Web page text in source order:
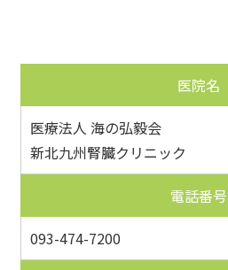
医院名
医療法人 海の弘毅会
新北九州腎臓クリニック
電話番号
093-474-7200